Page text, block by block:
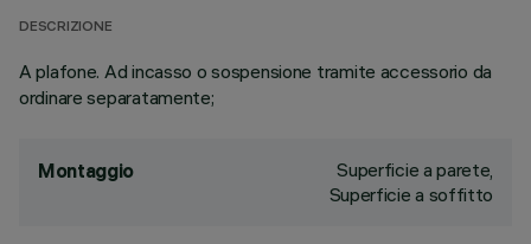
DESCRIZIONE
A plafone. Ad incasso o sospensione tramite accessorio da
ordinare separatamente;
Montaggio
Superficie a parete,
Superficie a soffitto